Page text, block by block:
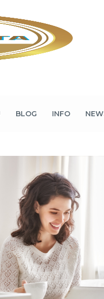
BLOG INFO